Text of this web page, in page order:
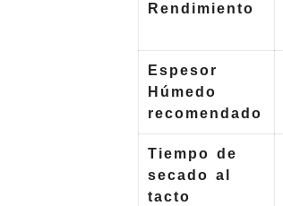
Rendimiento
Espesor
Húmedo
recomendado
Tiempo de
secado al
tacto